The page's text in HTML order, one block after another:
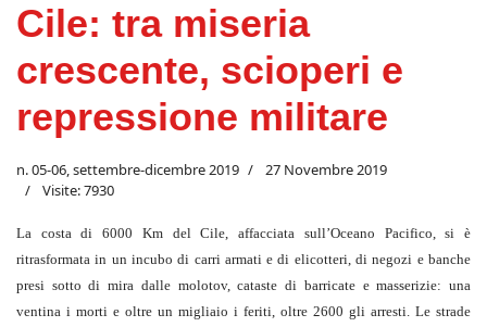
Cile: tra miseria
crescente, scioperi e
repressione militare
n. 05-06, settembre-dicembre 2019
27 Novembre 2019
Visite: 7930
La costa di 6000 Km del Cile, affacciata sull’Oceano Pacifico, si è
ritrasformata in un incubo di carri armati e di elicotteri, di negozi e banche
presi sotto di mira dalle molotov, cataste di barricate e masserizie: una
ventina i morti e oltre un migliaio i feriti, oltre 2600 gli arresti. Le strade